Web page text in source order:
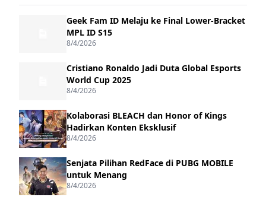
Geek Fam ID Melaju ke Final Lower-Bracket
MPL ID S15
8/4/2026
Cristiano Ronaldo Jadi Duta Global Esports
World Cup 2025
8/4/2026
Kolaborasi BLEACH dan Honor of Kings
Hadirkan Konten Eksklusif
8/4/2026
Senjata Pilihan RedFace di PUBG MOBILE
untuk Menang
8/4/2026